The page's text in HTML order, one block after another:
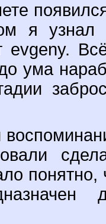
я узнал
ума